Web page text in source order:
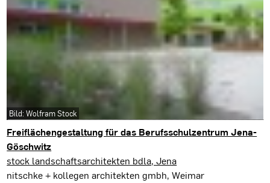
Freiflächengestaltung für das Berufsschulzentrum Jena-
Göschwitz
Jena
stock landschaftsarchitekten bdla, Jena
nitschke + kollegen architekten gmbh, Weimar
Bild: Wolfram Stock